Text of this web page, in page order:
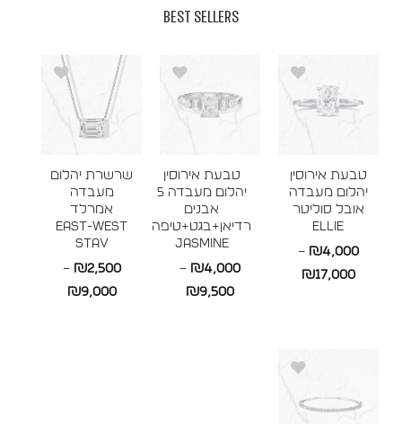
BEST SELLERS
טבעת אירוסין
יהלום מעבדה
אובל סוליטר
ELLIE
₪4,000
–
₪17,000
טבעת אירוסין
יהלום מעבדה 5
אבנים
רדיאן+בגט+טיפה
JASMINE
₪4,000
–
₪9,500
שרשרת יהלום
מעבדה
אמרלד
East-West
STAV
₪2,500
–
₪9,000